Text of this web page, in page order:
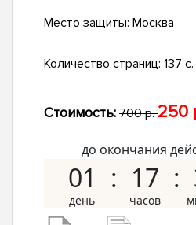
Место защиты: Москва
Количество страниц: 137
Стоимость: 700 р.250
до окончания
01 17